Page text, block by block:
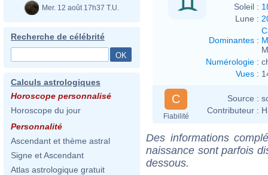
Mer. 12 août 17h37 T.U.
Recherche de célébrité
Calculs astrologiques
Horoscope personnalisé
Horoscope du jour
Personnalité
Ascendant et thème astral
Signe et Ascendant
Atlas astrologique gratuit
Soleil :
Lune :
Dominantes :
Numérologie :
Vues :
C
Fiabilité
Source :
Contributeur :
Des informations
naissance sont parfois
dessous.